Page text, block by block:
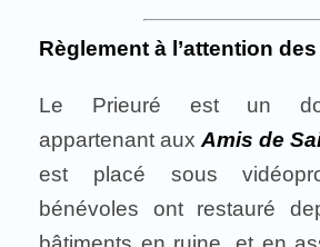
Règlement à l’attention
Le Prieuré est un
appartenant aux Amis de
est placé sous
bénévoles ont restauré